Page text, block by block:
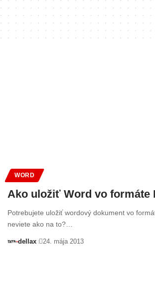
WORD
Ako uložiť Word vo formáte
Potrebujete uložiť wordový dokument vo
neviete ako na to?…
dellax 24. mája 2013